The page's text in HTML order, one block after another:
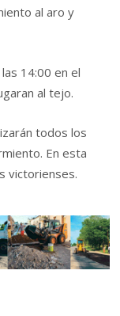
al aro y
14:00 en el
al tejo.
todos los
En esta
victorienses.